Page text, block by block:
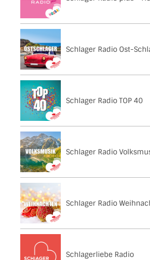
Schlager Radio Ost-
Schlager Radio TOP 40
Schlager Radio
Schlager Radio
Schlagerliebe Radio